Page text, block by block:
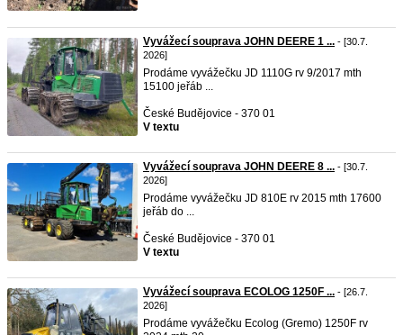
Vyvážecí souprava JOHN DEERE 1 ... - [30.7.
2026]
Prodáme vyvážečku JD 1110G rv 9/2017 mth
15100 jeřáb ...
České Budějovice - 370 01
V textu
Vyvážecí souprava JOHN DEERE 8 ... - [30.7.
2026]
Prodáme vyvážečku JD 810E rv 2015 mth 17600
jeřáb do ...
České Budějovice - 370 01
V textu
Vyvážecí souprava ECOLOG 1250F ... - [26.7.
2026]
Prodáme vyvážečku Ecolog (Gremo) 1250F rv